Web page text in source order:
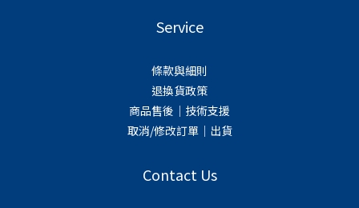
Service
條款與細則
退換貨政策
商品售後｜技術支援
取消/修改訂單｜出貨
Contact Us